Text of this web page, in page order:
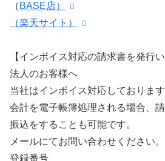
（ BASE店）
（楽天サイト）
【インボイス対応の請求書を発行い
法人のお客様へ
当社はインボイス対応しておりま
会計を電子帳簿処理される場合、
振込をすることも可能です。
メールにてお問い合わせください。
登録番号